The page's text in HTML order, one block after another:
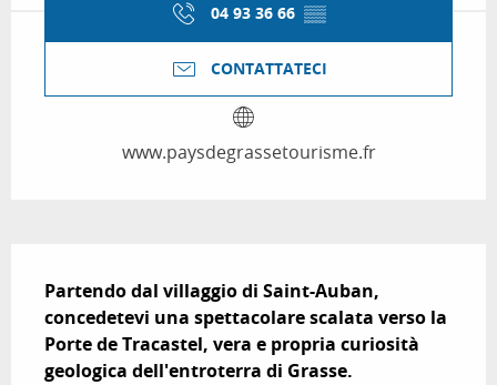
04 93 36 66 ▒▒
CONTATTATECI
www.paysdegrassetourisme.fr
Partendo dal villaggio di Saint-Auban,
concedetevi una spettacolare scalata verso la
Porte de Tracastel, vera e propria curiosità
geologica dell'entroterra di Grasse.